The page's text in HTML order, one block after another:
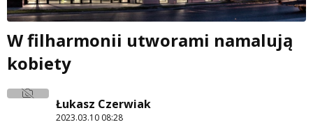
W filharmonii utworami namalują
kobiety
Łukasz Czerwiak
2023.03.10 08:28